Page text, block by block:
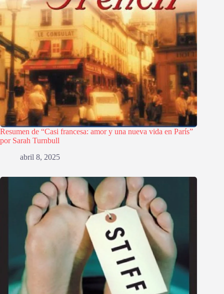
Resumen de “Casi francesa: amor y una nueva vida en París”
por Sarah Turnbull
abril 8, 2025